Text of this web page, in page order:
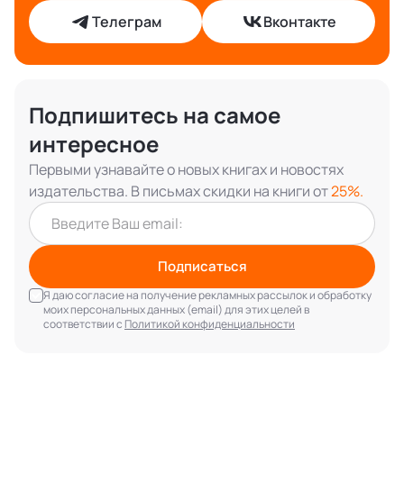
Телеграм
Вконтакте
Подпишитесь на самое
интересное
Первыми узнавайте о новых книгах и новостях
издательства. В письмах скидки на книги от25%.
Подписаться
Я даю согласие на получение рекламных рассылок и обработку
моих персональных данных (email) для этих целей в
соответствии с Политикой конфиденциальности